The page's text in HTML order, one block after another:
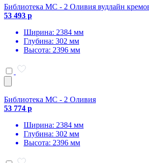
Библиотека МС - 2 Оливия вудлайн
53 493 р
Ширина: 2384 мм
Глубина: 302 мм
Высота: 2396 мм
Библиотека МС - 2 Оливия
53 774 р
Ширина: 2384 мм
Глубина: 302 мм
Высота: 2396 мм